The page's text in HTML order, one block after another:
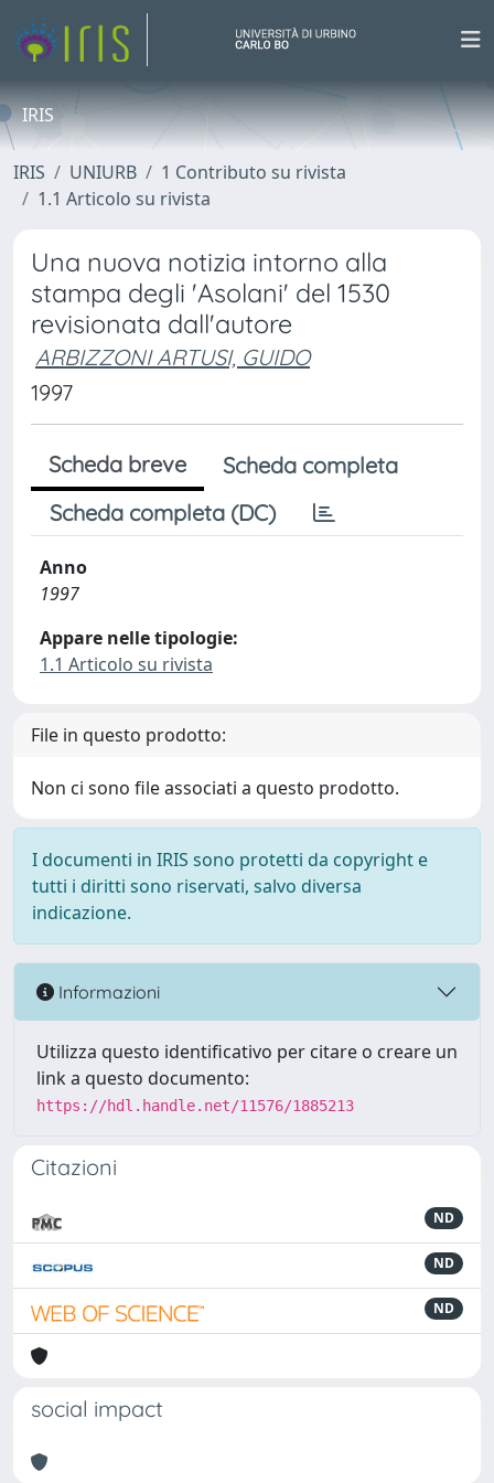
IRIS
IRIS UNIURB
1 Contributo su rivista
1.1 Articolo su rivista
Una nuova notizia intorno alla
stampa degli 'Asolani' del 1530
revisionata dall'autore
ARBIZZONI ARTUSI, GUIDO
1997
Scheda breve
Scheda completa
Scheda completa (DC)
Anno
1997
Appare nelle tipologie:
1.1 Articolo su rivista
File in questo prodotto:
Non ci sono file associati a questo prodotto.
I documenti in IRIS sono protetti da copyright e
tutti i diritti sono riservati, salvo diversa
indicazione.
Informazioni
Utilizza questo identificativo per citare o creare un
link a questo documento:
https://hdl.handle.net/11576/1885213
Citazioni
ND
ND
ND
social impact